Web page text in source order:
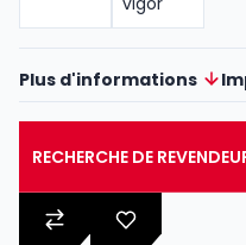
Plus d'informations
RECHERCHE DE